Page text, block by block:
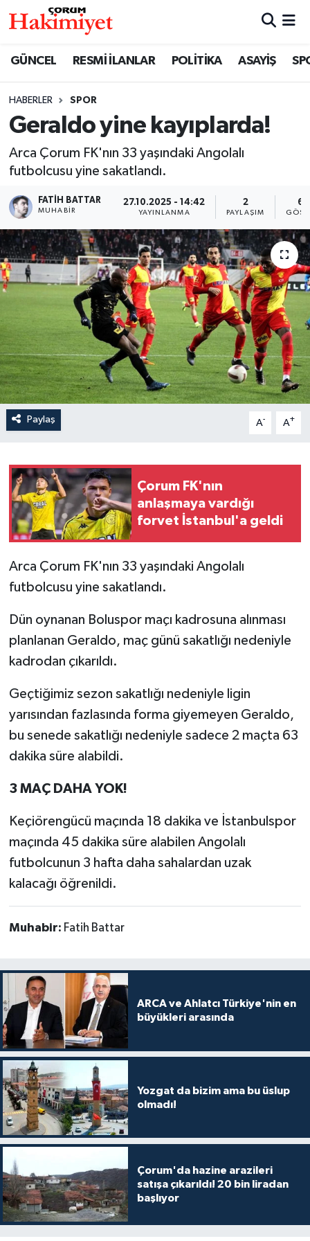
GÜNCEL RESMİ İLANLAR POLİTİKA ASAYİŞ
HABERLER SPOR
Geraldo yine kayıplarda!
Arca Çorum FK'nın 33 yaşındaki Angolalı
futbolcusu yine sakatlandı.
FATIH BATTAR
MUHABIR
27.10.2025 - 14:42
YAYINLANMA
2
PAYLAŞIM
Paylaş A- A+
Çorum FK'nın
anlaşmaya vardığı
forvet İstanbul'a geldi
Arca Çorum FK'nın 33 yaşındaki Angolalı
futbolcusu yine sakatlandı.
Dün oynanan Boluspor maçı kadrosuna alınması
planlanan Geraldo, maç günü sakatlığı nedeniyle
kadrodan çıkarıldı.
Geçtiğimiz sezon sakatlığı nedeniyle ligin
yarısından fazlasında forma giyemeyen Geraldo,
bu senede sakatlığı nedeniyle sadece 2 maçta 63
dakika süre alabildi.
3 MAÇ DAHA YOK!
Keçiörengücü maçında 18 dakika ve İstanbulspor
maçında 45 dakika süre alabilen Angolalı
futbolcunun 3 hafta daha sahalardan uzak
kalacağı öğrenildi.
Muhabir: Fatih Battar
ARCA ve Ahlatcı Türkiye'nin en
büyükleri arasında
Yozgat da bizim ama bu üslup
olmadı!
Çorum'da hazine arazileri
satışa çıkarıldı! 20 bin liradan
başlıyor
SAĞLIK
ASAYİŞ
EKONOMİ
GÜNCEL
AKTÜEL
EĞİTİM
İLÇELER
OTOPARK
TEKNOLOJİ
Nöbetçi Eczaneler
Çorum Namaz Vakitleri
Trafik Durumu
Süper Lig Puan Durumu ve Fikstür
Tüm Manşetler
Son Dakika Haberleri
Haber Arşivi